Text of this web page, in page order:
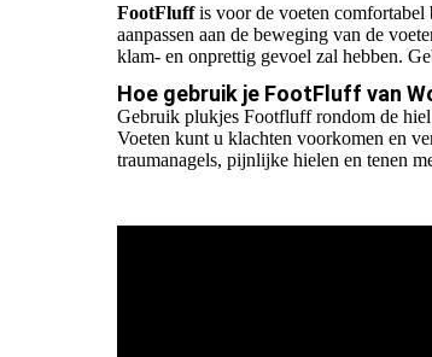
FootFluffis voor de voeten comfortabel
aanpassen aan de beweging van de
klam- en onprettig gevoel zal hebben.
Hoe gebruik je FootFluff van
Gebruik plukjes Footfluff rondom de
Voeten kunt u klachten voorkomen en
traumanagels, pijnlijke hielen en tenen